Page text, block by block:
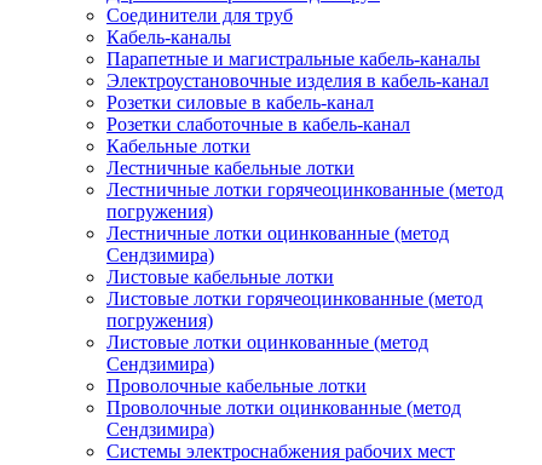
Соединители для труб
Кабель-каналы
Парапетные и магистральные кабель-каналы
Электроустановочные изделия в кабель-канал
Розетки силовые в кабель-канал
Розетки слаботочные в кабель-канал
Кабельные лотки
Лестничные кабельные лотки
Лестничные лотки горячеоцинкованные (метод
погружения)
Лестничные лотки оцинкованные (метод
Сендзимира)
Листовые кабельные лотки
Листовые лотки горячеоцинкованные (метод
погружения)
Листовые лотки оцинкованные (метод
Сендзимира)
Проволочные кабельные лотки
Проволочные лотки оцинкованные (метод
Сендзимира)
Системы электроснабжения рабочих мест